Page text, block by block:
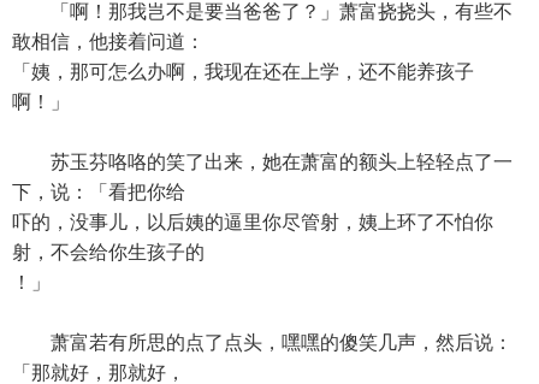
「啊！那我岂不是要当爸爸了？」萧富挠挠头，有些不
敢相信，他接着问道：
「姨，那可怎么办啊，我现在还在上学，还不能养孩子
啊！」
苏玉芬咯咯的笑了出来，她在萧富的额头上轻轻点了一
下，说：「看把你给
吓的，没事儿，以后姨的逼里你尽管射，姨上环了不怕你
射，不会给你生孩子的
！」
萧富若有所思的点了点头，嘿嘿的傻笑几声，然后说：
「那就好，那就好，